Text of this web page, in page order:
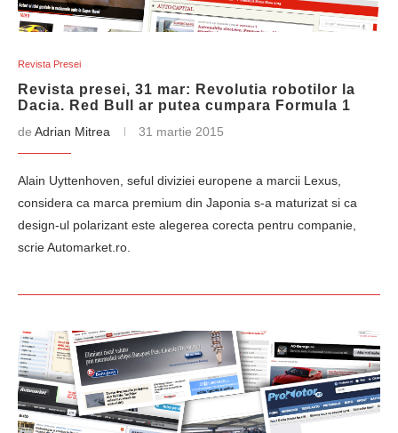
Revista Presei
Revista presei, 31 mar: Revolutia robotilor la
Dacia. Red Bull ar putea cumpara Formula 1
de Adrian Mitrea 31 martie 2015
Alain Uyttenhoven, seful diviziei europene a marcii Lexus,
considera ca marca premium din Japonia s-a maturizat si ca
design-ul polarizant este alegerea corecta pentru companie,
scrie Automarket.ro.